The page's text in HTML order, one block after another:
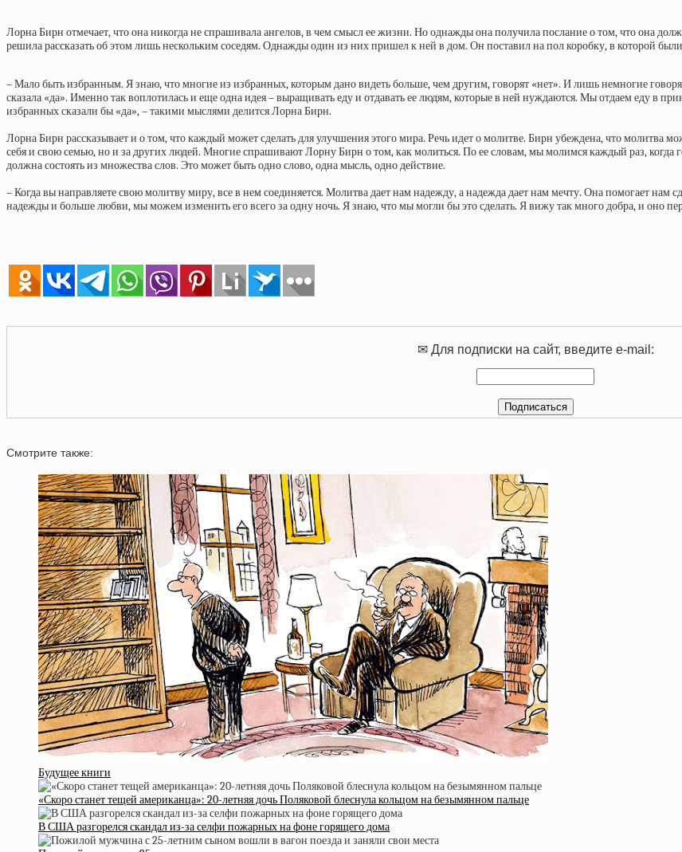
Лорна Бирн отмечает, что она никогда не спрашивала ангелов, в чем смысл ее жизни. Но однажды она получила послание о том, что она
решила рассказать об этом лишь нескольким соседям. Однажды один из них пришел к ней в дом. Он поставил на пол коробку, в которой
– Мало быть избранным. Я знаю, что многие из избранных, которым дано видеть больше, чем другим, говорят «нет». И лишь немногие
сказала «да». Именно так воплотилась и еще одна идея – выращивать еду и отдавать ее людям, которые в ней нуждаются. Мы отдаем еду в
избранных сказали бы «да», – такими мыслями делится Лорна Бирн.
Лорна Бирн рассказывает и о том, что каждый может сделать для улучшения этого мира. Речь идет о молитве. Бирн убеждена, что молитва
себя и свою семью, но и за других людей. Многие спрашивают Лорну Бирн о том, как молиться. По ее словам, мы молимся каждый раз,
должна состоять из множества слов. Это может быть одно слово, одна мысль, одно действие.
– Когда вы направляете свою молитву миру, все в нем соединяется. Молитва дает нам надежду, а надежда дает нам мечту. Она помогает
надежды и больше любви, мы можем изменить его всего за одну ночь. Я знаю, что мы могли бы это сделать. Я вижу так много добра, и оно
✉ Для подписки на сайт, введите e-mail:
Смотрите также:
Будущее книги
«Скоро станет тещей американца»: 20-летняя дочь Поляковой блеснула кольцом на безымянном пальце
В США разгорелся скандал из-за селфи пожарных на фоне горящего дома